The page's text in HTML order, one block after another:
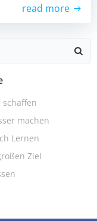
read more
machen
Lernen
Ziel